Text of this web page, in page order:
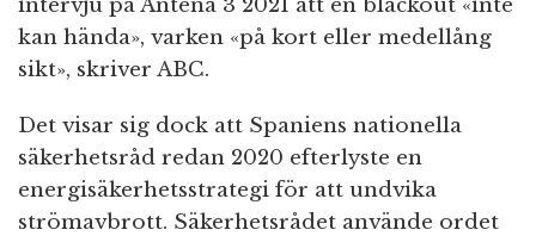
intervju på Antena 3 2021 att en blackout «inte
kan hända», varken «på kort eller medellång
sikt», skriver ABC.
Det visar sig dock att Spaniens nationella
säkerhetsråd redan 2020 efterlyste en
energisäkerhetsstrategi för att undvika
strömavbrott. Säkerhetsrådet använde ordet